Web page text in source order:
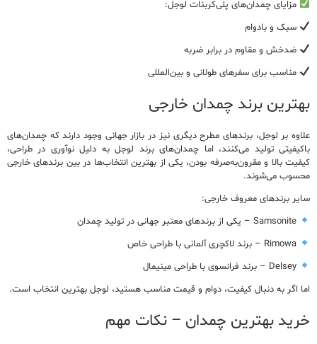
مزایای چمدان‌های پلی‌کربنات لوجل:
سبک و بادوام
ضدخش و مقاوم در برابر ضربه
مناسب برای سفرهای طولانی و بین‌المللی
بهترین برند چمدان خارجی
علاوه بر لوجل، برندهای مطرح دیگری نیز در بازار جهانی وجود دارند که چمدان‌های
باکیفیتی تولید می‌کنند، اما چمدان‌های برند لوجل به دلیل نوآوری در طراحی،
کیفیت بالا و مقرون‌به‌صرفه بودن، یکی از بهترین انتخاب‌ها در بین برندهای خارجی
محسوب می‌شوند.
سایر برندهای معروف خارجی:
Samsonite– یکی از برندهای معتبر جهانی در تولید چمدان
Rimowa – برند لاکچری آلمانی با طراحی خاص
Delsey – برند فرانسوی با طراحی مینیمال
اما اگر به دنبال کیفیت، دوام و قیمت مناسب هستید، لوجل بهترین انتخاب است.
خرید بهترین چمدان – نکات مهم